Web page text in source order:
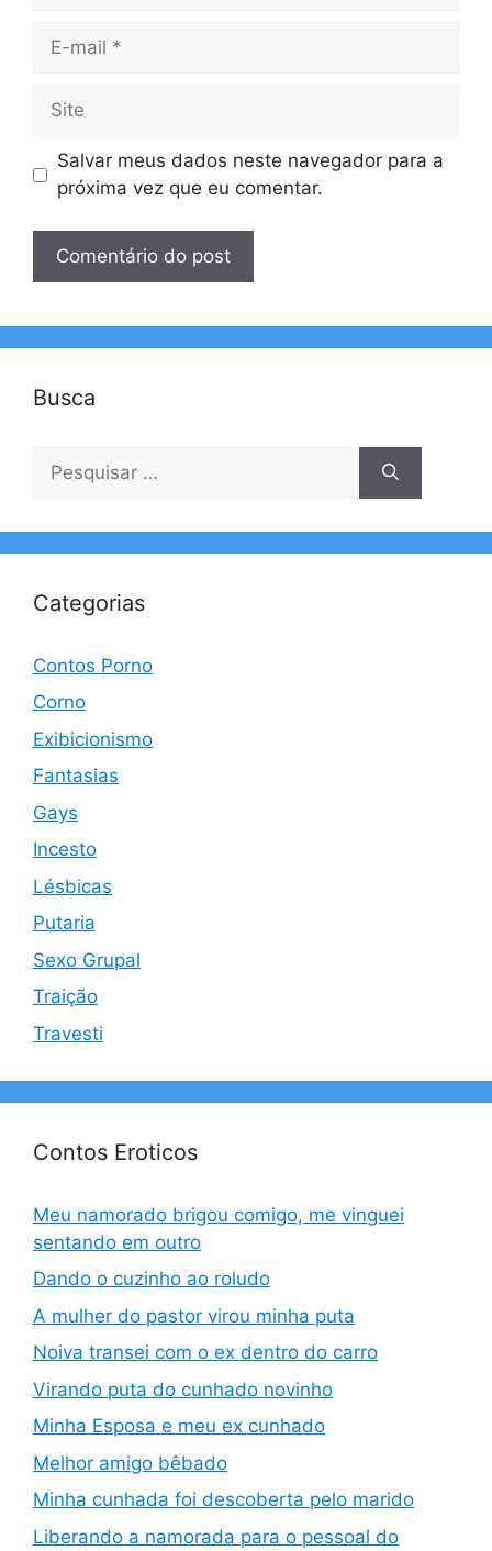
Site
Salvar meus dados neste navegador para a
próxima vez que eu comentar.
Busca
por:
Categorias
Contos Porno
Corno
Exibicionismo
Fantasias
Gays
Incesto
Lésbicas
Putaria
Sexo Grupal
Traição
Travesti
Contos Eroticos
Meu namorado brigou comigo, me vinguei
sentando em outro
Dando o cuzinho ao roludo
A mulher do pastor virou minha puta
Noiva transei com o ex dentro do carro
Virando puta do cunhado novinho
Minha Esposa e meu ex cunhado
Melhor amigo bêbado
Minha cunhada foi descoberta pelo marido
Liberando a namorada para o pessoal do